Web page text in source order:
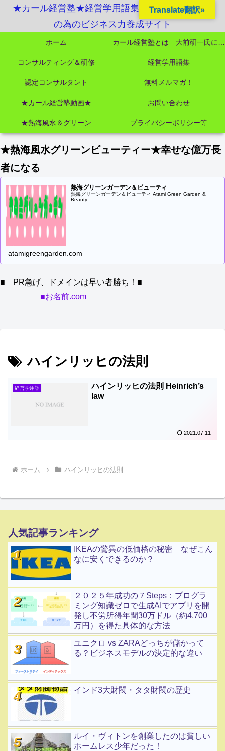
★カール経営塾★経営学用語集起業独立成功MBA
の為のビジネス力養成サイト
ホーム
コンサルティング＆研修 経営学用語集
認定コンサルタント 無料メルマガ！
★カール経営塾動画★ お問い合わせ
★熱海風水＆グリーン プライバシーポリシー等
★熱海風水グリーンビューティー★幸せな億万長
者になる
熱海グリーンガーデン＆ビューティ
熱海グリーンガーデン＆ビューティ Atami Green Garden &
Beauty
atamigreengarden.com
■ PR急げ、ドメインは早い者勝ち！■
■お名前.com
ハインリッヒの法則
経営学用語
ハインリッヒの法則 Heinrich’s
law
2021.07.11
ホーム ハインリッヒの法則
人気記事ランキング
IKEAの驚異の低価格の秘密 なぜこん
なに安くできるのか？
２０２５年成功の７Steps：プログラ
ミング知識ゼロで生成AIでアプリを開
発し不労所得年間30万ドル（約4,700
万円）を得た具体的な方法
ユニクロ vs ZARAどっちが儲かって
る？ビジネスモデルの決定的な違い
インド3大財閥・タタ財閥の歴史
ルイ・ヴィトンを創業したのは貧しい
ホームレス少年だった！
Translate翻訳»